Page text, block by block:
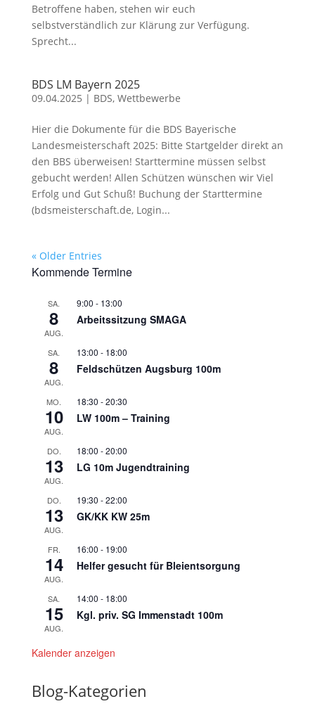
Betroffene haben, stehen wir euch
selbstverständlich zur Klärung zur Verfügung.
Sprecht...
BDS LM Bayern 2025
09.04.2025 | BDS, Wettbewerbe
Hier die Dokumente für die BDS Bayerische
Landesmeisterschaft 2025: Bitte Startgelder direkt an
den BBS überweisen! Starttermine müssen selbst
gebucht werden! Allen Schützen wünschen wir Viel
Erfolg und Gut Schuß! Buchung der Starttermine
(bdsmeisterschaft.de, Login...
« Older Entries
Kommende Termine
SA.
8
AUG.
9:00 - 13:00
Arbeitssitzung SMAGA
SA.
8
AUG.
13:00 - 18:00
Feldschützen Augsburg 100m
MO.
10
AUG.
18:30 -20:30
LW 100m – Training
DO.
13
AUG.
18:00 -20:00
LG 10m Jugendtraining
DO.
13
AUG.
19:30 -22:00
GK/KK KW 25m
FR.
14
AUG.
16:00 - 19:00
Helfer gesucht für Bleientsorgung
SA.
15
AUG.
14:00 - 18:00
Kgl. priv. SG Immenstadt 100m
Kalender anzeigen
Blog-Kategorien